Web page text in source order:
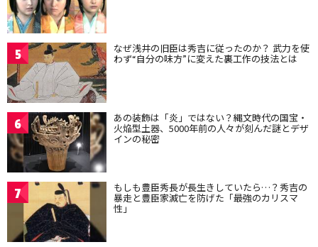
5 なぜ浅井の旧臣は秀吉に従ったのか？ 武力を使
わず“自分の味方”に変えた裏工作の技法とは
6 あの装飾は「炎」ではない？縄文時代の国宝・
火焔型土器、5000年前の人々が刻んだ謎とデザ
インの秘密
7 もしも豊臣秀長が長生きしていたら…？秀吉の
暴走と豊臣家滅亡を防げた「最強のカリスマ
性」